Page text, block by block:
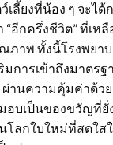
ว์เลี้ยงที่น้อง ๆ จะไ
อีกครึ่งชีวิต” ที่เหลื
ภาพ ทั้งนี้โรงพยา
มการเข้าถึงมาตร
ผ่านความคุ้มค่าด้ว
อบเป็นของขวัญที่
โลกใบใหม่ที่สดใส